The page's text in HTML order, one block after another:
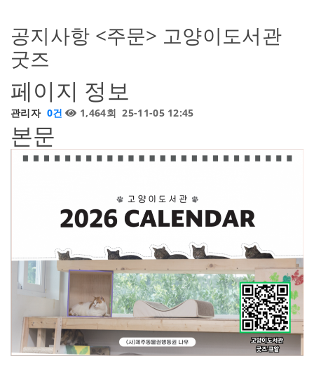
공지사항 <주문> 고양이도서관
굿즈
페이지 정보
관리자 0건 1,464회 25-11-05 12:45
본문